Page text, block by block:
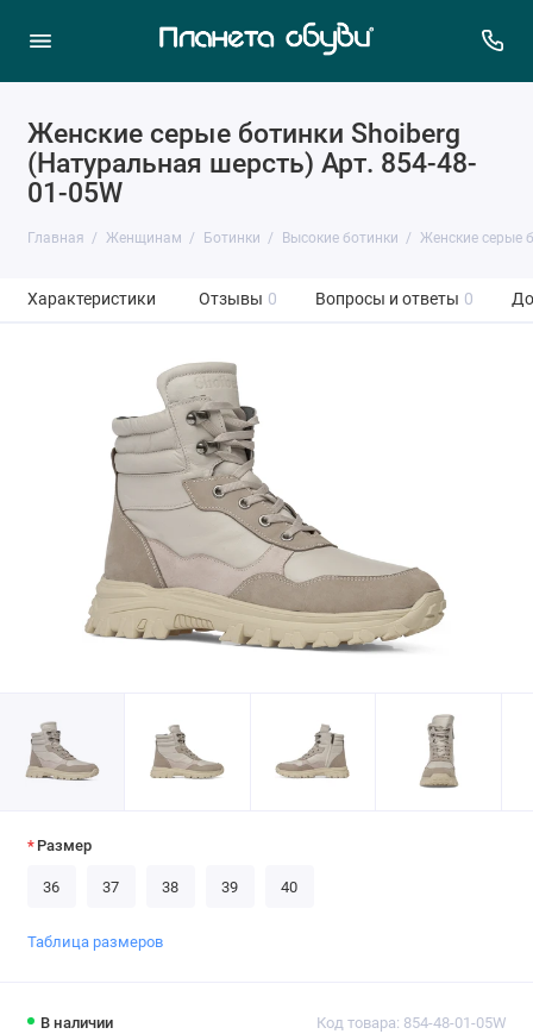
Женские серые ботинки Shoiberg
(Натуральная шерсть) Арт. 854-48-
01-05W
Главная Женщинам Ботинки Высокие ботинки Женские серые
Характеристики Отзывы 0 Вопросы и ответы 0
В наличии Код товара: 854-48-01-05W
Размер
36 37 38 39 40
Таблица размеров